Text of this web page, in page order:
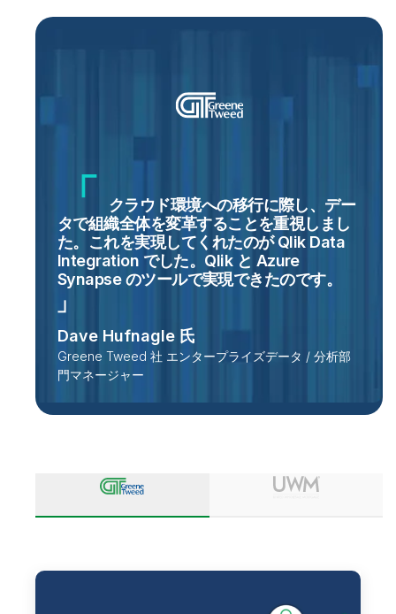
クラウド環境への移行に際し、デー
タで組織全体を変革することを重視しまし
た。これを実現してくれたのが Qlik Data
Integration でした。Qlik と Azure
Synapse のツールで実現できたのです。
Dave Hufnagle 氏
Greene Tweed 社 エンタープライズデータ / 分析部
門マネージャー